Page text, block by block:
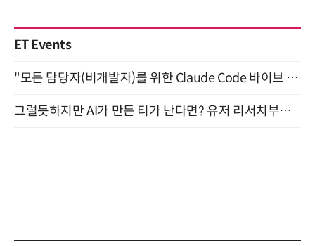
ET Events
"모든 담당자(비개발자)를 위한 Claude Code 바이브 코딩 2-day 부트캠프" 9월 16~17일 개최
그럴듯하지만 AI가 만든 티가 난다면? 유저 리서치부터 배포까지! (9/15)